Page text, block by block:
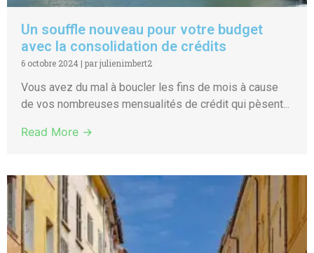
Un souffle nouveau pour votre budget
avec la consolidation de crédits
6 octobre 2024 | par julienimbert2
Vous avez du mal à boucler les fins de mois à cause
de vos nombreuses mensualités de crédit qui pèsent...
Read More →